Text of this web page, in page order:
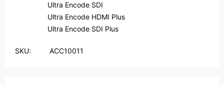
Ultra Encode SDI
Ultra Encode HDMI Plus
Ultra Encode SDI Plus
SKU: ACC10011